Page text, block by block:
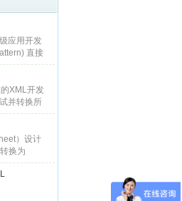
应用开发
直接
运行的
实践经验
用OMG的
XML开发
并转换所
成多种编
些需要最
据库技术
）设计
换为
计界面，
据库数据